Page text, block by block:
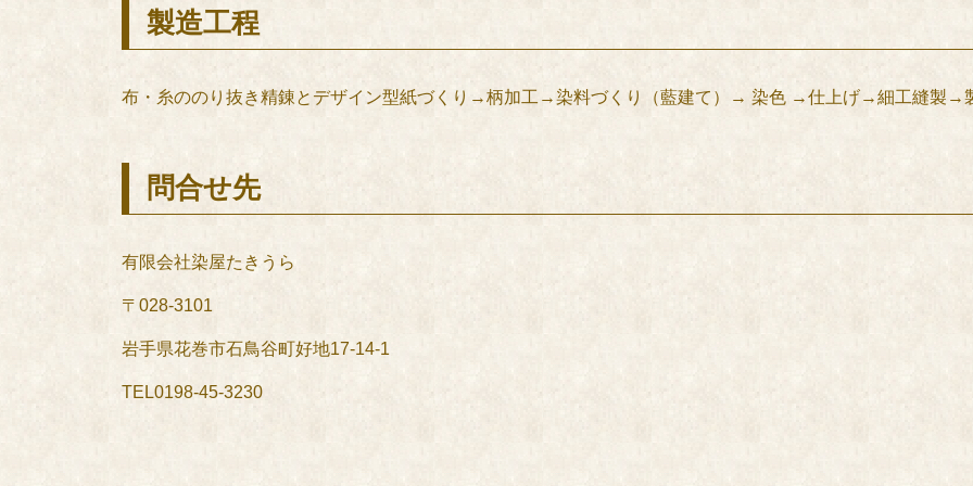
製造工程
布・糸ののり抜き精錬とデザイン型紙づくり→柄加工→染料づくり（藍建て）→ 染色 →仕上げ→細工縫製→
問合せ先
有限会社染屋たきうら
〒028-3101
岩手県花巻市石鳥谷町好地17-14-1
TEL0198-45-3230